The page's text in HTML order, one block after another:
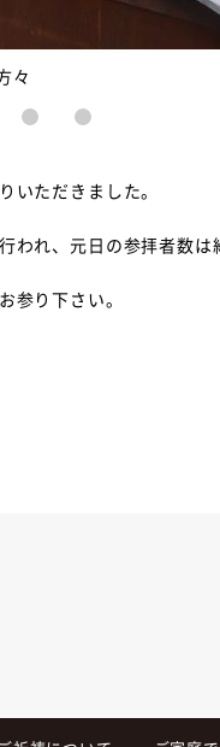
々
6
ただきました。
われ、元日の参拝者数
参り下さい。